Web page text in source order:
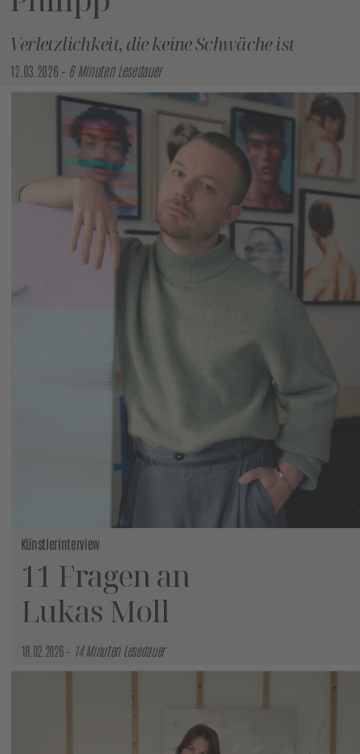
Verletzlichkeit, die keine Schwäche ist
12.03.2026 – 6 Minuten Lesedauer
Künstlerinterview
11 Fragen an
Lukas Moll
18.02.2026 – 14 Minuten Lesedauer